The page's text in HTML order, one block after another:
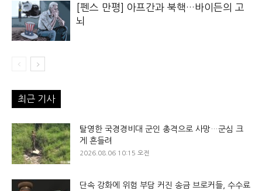
[펜스 만평] 아프간과 북핵…바이든의 고
뇌
최근 기사
탈영한 국경경비대 군인 총격으로 사망…군심 크
게 흔들려
2026.08.06 10:15 오전
단속 강화에 위험 부담 커진 송금 브로커들, 수수료